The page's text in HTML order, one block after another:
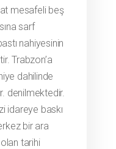
mesafeli beş
sarf
nahiyesinin
Trabzon’a
dahilinde
denilmektedir.
idareye baskı
bir ara
tarihi